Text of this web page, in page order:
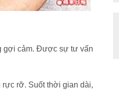
gợi cảm. Được sự tư vấn
rực rỡ. Suốt thời gian dài,